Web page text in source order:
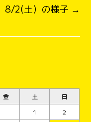
8/2(土）の様子 →
金 土
日
1
2